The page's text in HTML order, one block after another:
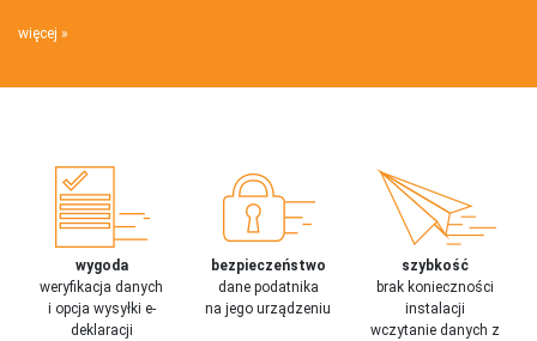
więcej
wygoda
weryfikacja danych
i opcja wysyłki e-
deklaracji
bezpieczeństwo
dane podatnika
na jego urządzeniu
szybkość
brak konieczności
instalacji
wczytanie danych z